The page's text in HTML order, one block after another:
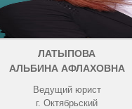
ЛАТЫПОВА
АЛЬБИНА АФЛАХОВНА
Ведущий юрист
г. Октябрьский